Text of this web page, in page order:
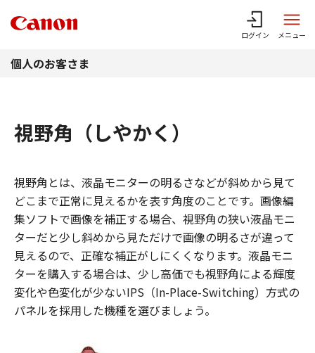
ログイン メニュー
個人のお客さま
視野角（しやかく）
視野角とは、液晶モニターの明るさなどが斜めから見て
どこまで正常に見えるかを表す角度のことです。画像編
集ソフトで画像を補正する場合、視野角の狭い液晶モニ
ターだと少し斜めから見ただけで画像の明るさが違って
見えるので、正確な補正がしにくくなります。液晶モニ
ターを購入する場合は、少し高価でも視野角による輝度
変化や色変化が少ないIPS（In-Place-Switching）方式の
パネルを採用した機種を選びましょう。